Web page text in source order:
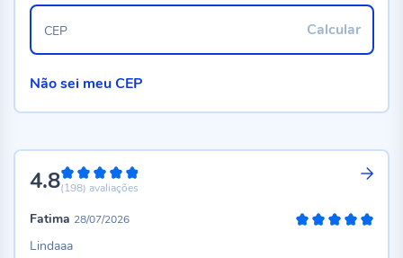
4.896%
(198) avaliações
Fatima 28/07/2026
Lindaaa
Calcular
CEP
Não sei meu CEP